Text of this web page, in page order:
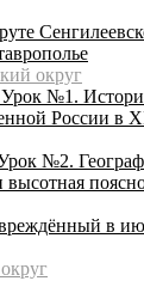
округ
№1.
России в
№2.
в